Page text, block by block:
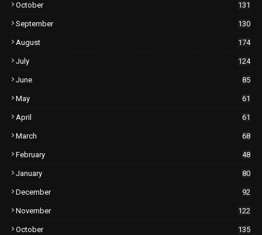
October 131
September 130
August 174
July 124
June 85
May 61
April 61
March 68
February 48
January 80
December 92
November 122
October 135